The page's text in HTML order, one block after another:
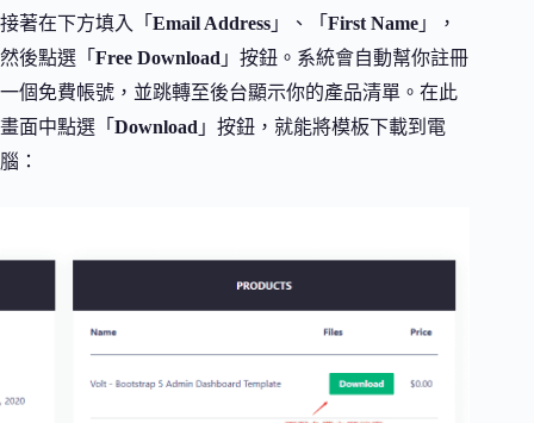
接著在下方填入「 Email Address 」、「 First Name 」，
然後點選「 Free Download 」按鈕。系統會自動幫你註冊
一個免費帳號，並跳轉至後台顯示你的產品清單。在此
畫面中點選「 Download 」按鈕，就能將模板下載到電
腦：